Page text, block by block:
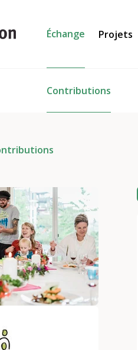
Échange
Contributions
Projets